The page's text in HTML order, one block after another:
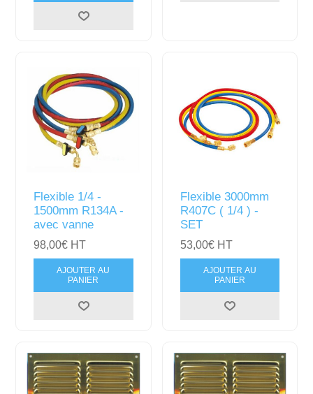
Flexible 1/4 -
1500mm R134A -
avec vanne
98,00€ HT
AJOUTER AU
PANIER
Flexible 3000mm
R407C ( 1/4 ) -
SET
53,00€ HT
AJOUTER AU
PANIER